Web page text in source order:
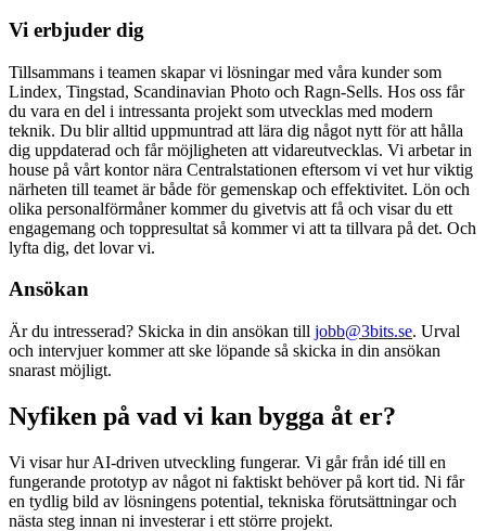
Vi erbjuder dig
Tillsammans i teamen skapar vi lösningar med våra kunder som
Lindex, Tingstad, Scandinavian Photo och Ragn-Sells. Hos oss får
du vara en del i intressanta projekt som utvecklas med modern
teknik. Du blir alltid uppmuntrad att lära dig något nytt för att hålla
dig uppdaterad och får möjligheten att vidareutvecklas. Vi arbetar in
house på vårt kontor nära Centralstationen eftersom vi vet hur viktig
närheten till teamet är både för gemenskap och effektivitet. Lön och
olika personalförmåner kommer du givetvis att få och visar du ett
engagemang och toppresultat så kommer vi att ta tillvara på det. Och
lyfta dig, det lovar vi.
Ansökan
Är du intresserad? Skicka in din ansökan till jobb@3bits.se. Urval
och intervjuer kommer att ske löpande så skicka in din ansökan
snarast möjligt.
Nyfiken på vad vi kan bygga åt er?
Vi visar hur AI-driven utveckling fungerar. Vi går från idé till en
fungerande prototyp av något ni faktiskt behöver på kort tid. Ni får
en tydlig bild av lösningens potential, tekniska förutsättningar och
nästa steg innan ni investerar i ett större projekt.